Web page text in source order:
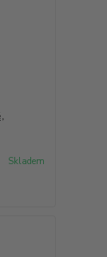
Skladem